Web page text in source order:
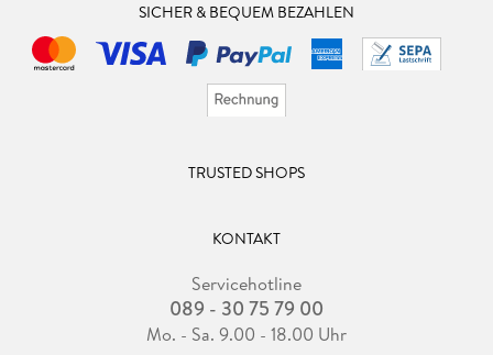
SICHER & BEQUEM BEZAHLEN
TRUSTED SHOPS
KONTAKT
Servicehotline
089 - 30 75 79 00
Mo. - Sa. 9.00 - 18.00 Uhr